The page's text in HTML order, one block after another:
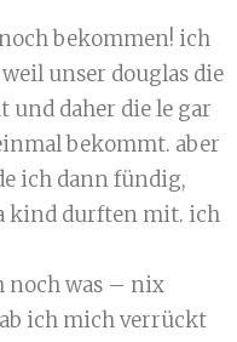
bekommen! ich
unser douglas die
und daher die le gar
bekommt. aber
ich dann fündig,
kind durften mit. ich
noch was – nix
ich mich verrückt